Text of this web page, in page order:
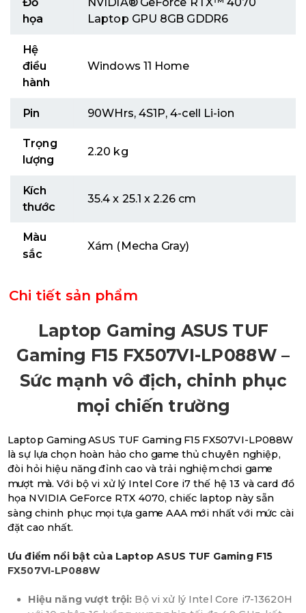
họa Laptop GPU 8GB GDDR6
Hệ
điều
hành
Windows 11 Home
Pin 90WHrs, 4S1P, 4-cell Li-ion
Trọng
lượng
2.20 kg
Kích
thước
35.4 x 25.1 x 2.26 cm
Màu
sắc
Xám (Mecha Gray)
Chi tiết sản phẩm
Laptop Gaming ASUS TUF
Gaming F15 FX507VI-LP088W –
Sức mạnh vô địch, chinh phục
mọi chiến trường
Laptop Gaming ASUS TUF Gaming F15 FX507VI-LP088W
là sự lựa chọn hoàn hảo cho game thủ chuyên nghiệp,
đòi hỏi hiệu năng đỉnh cao và trải nghiệm chơi game
mượt mà. Với bộ vi xử lý Intel Core i7 thế hệ 13 và card đồ
họa NVIDIA GeForce RTX 4070, chiếc laptop này sẵn
sàng chinh phục mọi tựa game AAA mới nhất với mức cài
đặt cao nhất.
Ưu điểm nổi bật của Laptop ASUS TUF Gaming F15
FX507VI-LP088W
Hiệu năng vượt trội: Bộ vi xử lý Intel Core i7-13620H